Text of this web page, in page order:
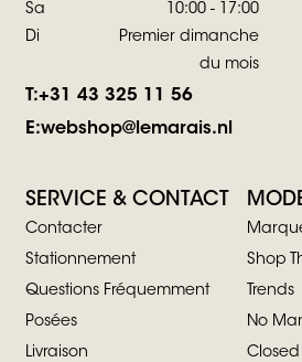
Sa
10:00 - 17:00
Di
Premier dimanche
du mois
T:+31 43 325 11 56
E:webshop@lemarais.nl
SERVICE & CONTACT
Contacter
Stationnement
Questions Fréquemment
Posées
Livraison
Shop
Trends
No
Closed